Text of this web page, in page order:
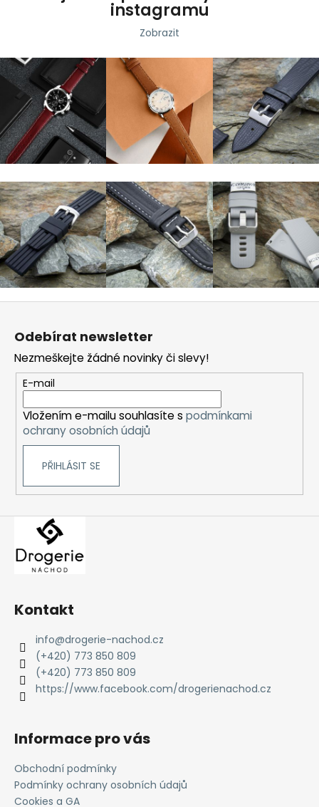
instagramu
Zobrazit
Odebírat newsletter
Nezmeškejte žádné novinky či slevy!
E-mail
Vložením e-mailu souhlasíte s podmínkami
ochrany osobních údajů
PŘIHLÁSIT SE
Kontakt
info@drogerie-nachod.cz
(+420) 773 850 809
(+420) 773 850 809
https://www.facebook.com/drogerienachod.cz
Informace pro vás
Obchodní podmínky
Podmínky ochrany osobních údajů
Cookies a GA